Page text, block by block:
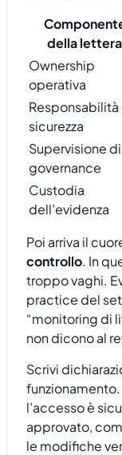
della lettera
Ownership
operativa
Responsabilità
sicurezza
Supervisione di
governance
Custodia
dell’evidenza
Poi arriva il
controllo. In
troppo vaghi.
practice del
“monitoring di
non dicono al
Scrivi
l’accesso è
approvato,
le modifiche